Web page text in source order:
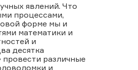
явлений. Что
процессами,
форме мы и
математики и
и
десятка
различные
и